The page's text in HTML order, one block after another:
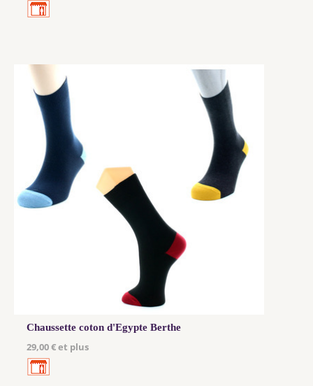
Chaussette coton d'Egypte Berthe
29,00 € et plus